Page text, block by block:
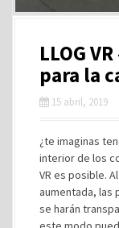
LLOG
para la
15 abril, 2019
¿te imaginas
interior de los
VR es posible.
aumentada, las
se harán